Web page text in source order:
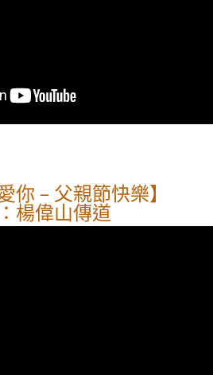
你 – 父親節快樂】
楊偉山傳道